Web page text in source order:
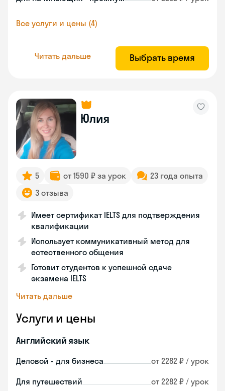
Все услуги и цены (4)
Читать дальше Выбрать время
Юлия
5 от 1590 ₽ за урок
23 года опыта
3 отзыва
Имеет сертификат IELTS для подтверждения
квалификации
Использует коммуникативный метод для
естественного общения
Готовит студентов к успешной сдаче
экзамена IELTS
Читать дальше
Услуги и цены
Английский язык
Деловой - для бизнеса от 2282 ₽ / урок
Для путешествий от 2282 ₽ / урок